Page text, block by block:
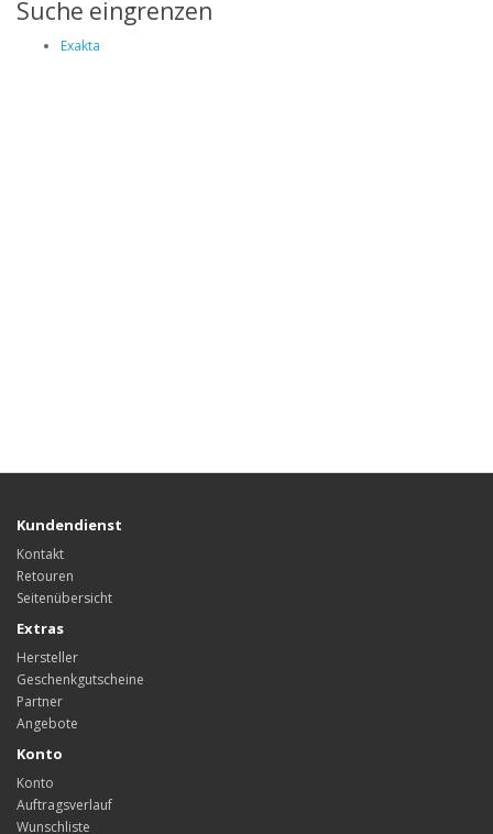
Suche eingrenzen
Exakta
Kundendienst
Kontakt
Retouren
Seitenübersicht
Extras
Hersteller
Geschenkgutscheine
Partner
Angebote
Konto
Konto
Auftragsverlauf
Wunschliste